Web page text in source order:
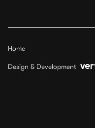
Home
Design & Development